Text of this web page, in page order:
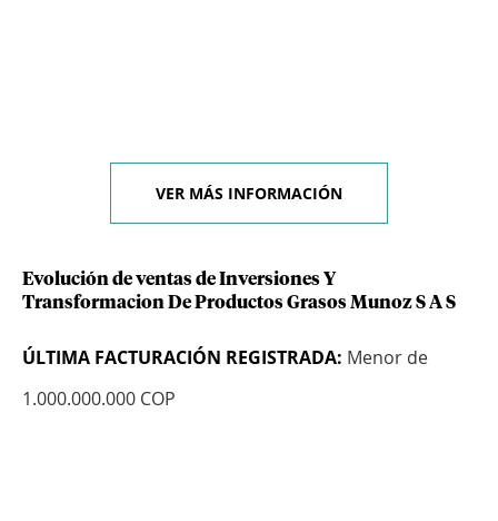
VER MÁS INFORMACIÓN
Evolución de ventas de Inversiones Y
Transformacion De Productos Grasos Munoz S A S
ÚLTIMA FACTURACIÓN REGISTRADA: Menor de
1.000.000.000 COP